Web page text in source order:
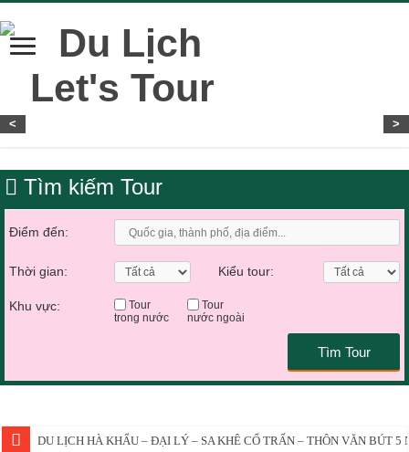
< >
Tìm kiếm Tour
Điểm đến:
Thời gian: Kiểu tour:
Khu vực:
Tour
trong nước
Tour
nước ngoài
Tìm Tour
DU LỊCH HÀ KHẨU – ĐẠI LÝ – SA KHÊ CỔ TRẤN – THÔN VĂN BÚT 5